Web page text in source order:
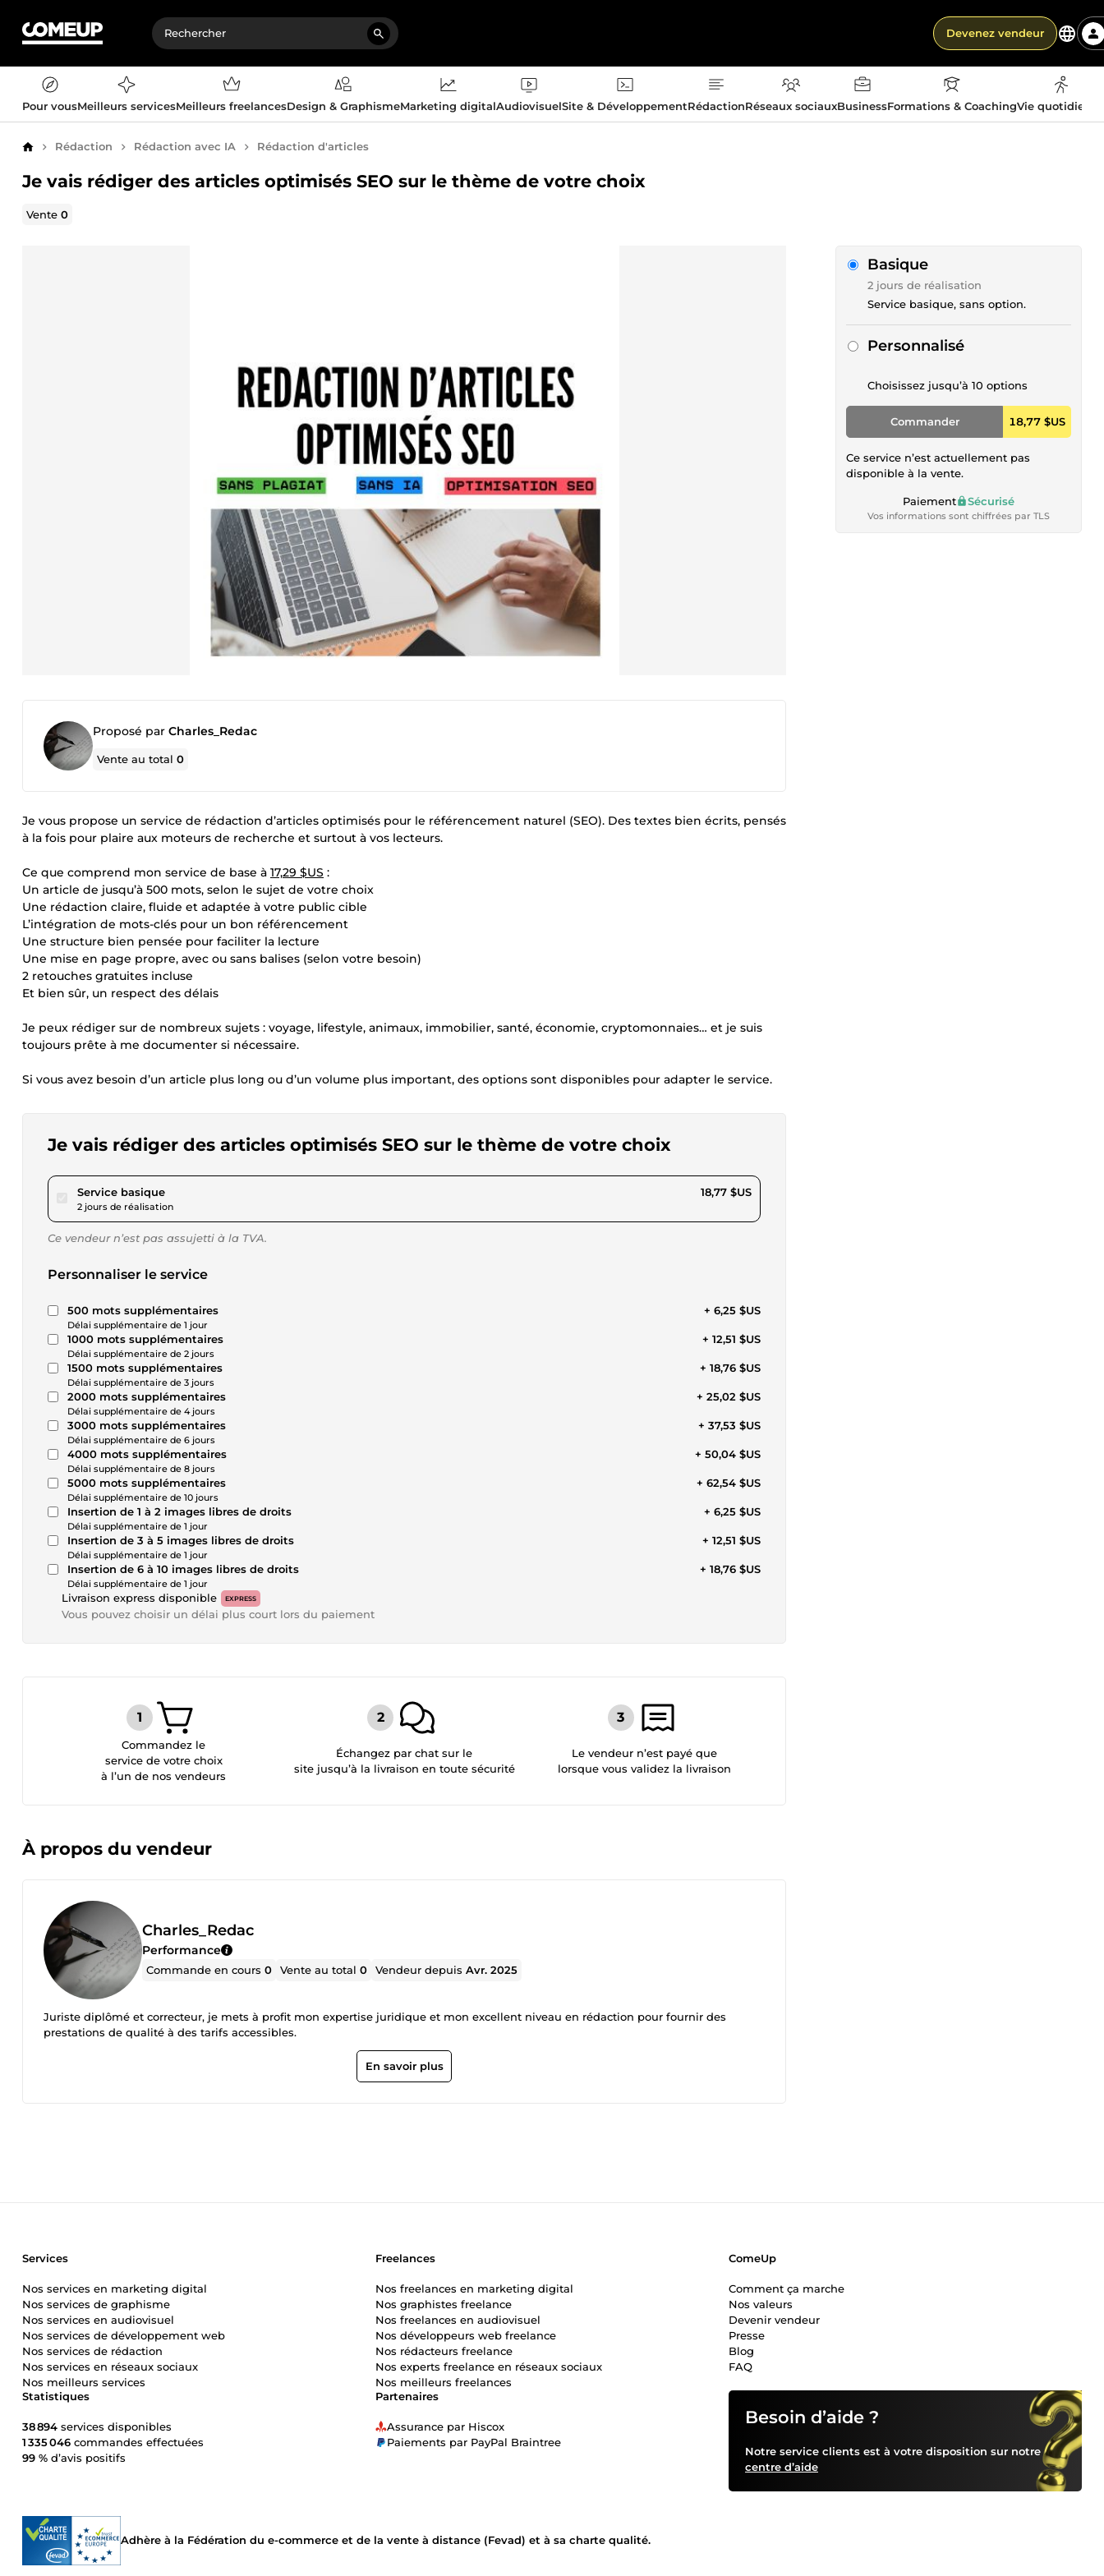
Devenez vendeur
Pour vousMeilleurs servicesMeilleurs freelancesDesign & GraphismeMarketing digitalAudiovisuelSite & DéveloppementRédactionRéseaux sociauxBusinessFormations & CoachingVie
AccueilRédaction Rédaction avec IA Rédaction d'articles
Je vais rédiger des articles optimisés SEO sur le thème de votre choix
Vente0
Proposé par Charles_Redac
Vente au total0
Je vous propose un service de rédaction d’articles optimisés pour le référencement naturel (SEO). Des textes bien écrits, pensés
à la fois pour plaire aux moteurs de recherche et surtout à vos lecteurs.
Ce que comprend mon service de base à 17,29 $US :
Un article de jusqu’à 500 mots, selon le sujet de votre choix
Une rédaction claire, fluide et adaptée à votre public cible
L’intégration de mots-clés pour un bon référencement
Une structure bien pensée pour faciliter la lecture
Une mise en page propre, avec ou sans balises (selon votre besoin)
2 retouches gratuites incluse
Et bien sûr, un respect des délais
Je peux rédiger sur de nombreux sujets : voyage, lifestyle, animaux, immobilier, santé, économie, cryptomonnaies… et je suis
toujours prête à me documenter si nécessaire.
Si vous avez besoin d’un article plus long ou d’un volume plus important, des options sont disponibles pour adapter le service.
Je vais rédiger des articles optimisés SEO sur le thème de votre choix
Service basiquepour 17,29 $US
2 jours de réalisation
18,77 $US
Ce vendeur n’est pas assujetti à la TVA.
Personnaliser le service
500 mots supplémentaires
Délai supplémentaire de 1 jour
+ 6,25 $US
1000 mots supplémentaires
Délai supplémentaire de 2 jours
+ 12,51 $US
1500 mots supplémentaires
Délai supplémentaire de 3 jours
+ 18,76 $US
2000 mots supplémentaires
Délai supplémentaire de 4 jours
+ 25,02 $US
3000 mots supplémentaires
Délai supplémentaire de 6 jours
+ 37,53 $US
4000 mots supplémentaires
Délai supplémentaire de 8 jours
+ 50,04 $US
5000 mots supplémentaires
Délai supplémentaire de 10 jours
+ 62,54 $US
Insertion de 1 à 2 images libres de droits
Délai supplémentaire de 1 jour
+ 6,25 $US
Insertion de 3 à 5 images libres de droits
Délai supplémentaire de 1 jour
+ 12,51 $US
Insertion de 6 à 10 images libres de droits
Délai supplémentaire de 1 jour
+ 18,76 $US
Livraison express disponible EXPRESS
Vous pouvez choisir un délai plus court lors du paiement
Basique
2 jours de réalisation
Service basique, sans option.
Personnalisé
Choisissez jusqu’à 10 options
Commander 18,77 $US
Ce service n’est actuellement pas
disponible à la vente.
Paiement Sécurisé
Vos informations sont chiffrées par TLS
Commandez le
service de votre choix
à l’un de nos vendeurs
Échangez par chat sur le
site jusqu’à la livraison en toute sécurité
Le vendeur n’est payé que
lorsque vous validez la livraison
À propos du vendeur
Charles_Redac
Performance
Commande en cours0 Vente au total0 Vendeur depuisAvr. 2025
Juriste diplômé et correcteur, je mets à profit mon expertise juridique et mon excellent niveau en rédaction pour fournir des
prestations de qualité à des tarifs accessibles.
En savoir plus
Besoin d’aide ?
Notre service clients est à votre disposition sur notre
centre d’aide
Partenaires
Assurance par Hiscox
Paiements par PayPal Braintree
Statistiques
38 894 services disponibles
1 335 046 commandes effectuées
99 % d’avis positifs
Services
Nos services en marketing digital
Nos services de graphisme
Nos services en audiovisuel
Nos services de développement web
Nos services de rédaction
Nos services en réseaux sociaux
Nos meilleurs services
Freelances
Nos freelances en marketing digital
Nos graphistes freelance
Nos freelances en audiovisuel
Nos développeurs web freelance
Nos rédacteurs freelance
Nos experts freelance en réseaux sociaux
Nos meilleurs freelances
ComeUp
Comment ça marche
Nos valeurs
Devenir vendeur
Presse
Blog
FAQ
Adhère à la Fédération du e-commerce et de la vente à distance (Fevad) et à sa charte qualité.